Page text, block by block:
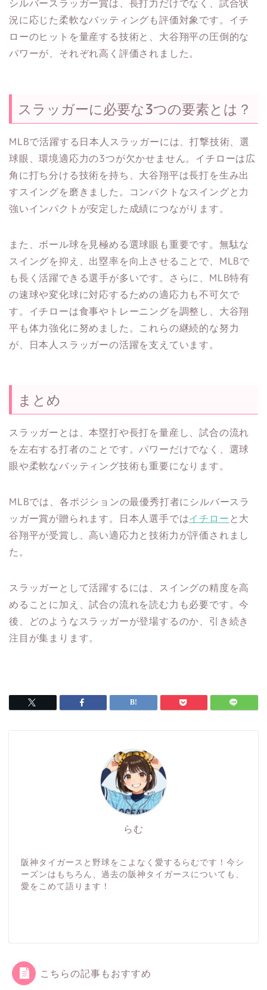
シルバースラッガー賞は、長打力だけでなく、試合状
況に応じた柔軟なバッティングも評価対象です。イチ
ローのヒットを量産する技術と、大谷翔平の圧倒的な
パワーが、それぞれ高く評価されました。
スラッガーに必要な3つの要素とは？
MLBで活躍する日本人スラッガーには、打撃技術、選
球眼、環境適応力の3つが欠かせません。イチローは広
角に打ち分ける技術を持ち、大谷翔平は長打を生み出
すスイングを磨きました。コンパクトなスイングと力
強いインパクトが安定した成績につながります。
また、ボール球を見極める選球眼も重要です。無駄な
スイングを抑え、出塁率を向上させることで、MLBで
も長く活躍できる選手が多いです。さらに、MLB特有
の速球や変化球に対応するための適応力も不可欠で
す。イチローは食事やトレーニングを調整し、大谷翔
平も体力強化に努めました。これらの継続的な努力
が、日本人スラッガーの活躍を支えています。
まとめ
スラッガーとは、本塁打や長打を量産し、試合の流れ
を左右する打者のことです。パワーだけでなく、選球
眼や柔軟なバッティング技術も重要になります。
MLBでは、各ポジションの最優秀打者にシルバースラ
ッガー賞が贈られます。日本人選手ではイチロー と大
谷翔平が受賞し、高い適応力と技術力が評価されまし
た。
スラッガーとして活躍するには、スイングの精度を高
めることに加え、試合の流れを読む力も必要です。今
後、どのようなスラッガーが登場するのか、引き続き
注目が集まります。
らむ
阪神タイガースと野球をこよなく愛するらむです！今シ
ーズンはもちろん、過去の阪神タイガースについても、
愛をこめて語ります！
こちらの記事もおすすめ